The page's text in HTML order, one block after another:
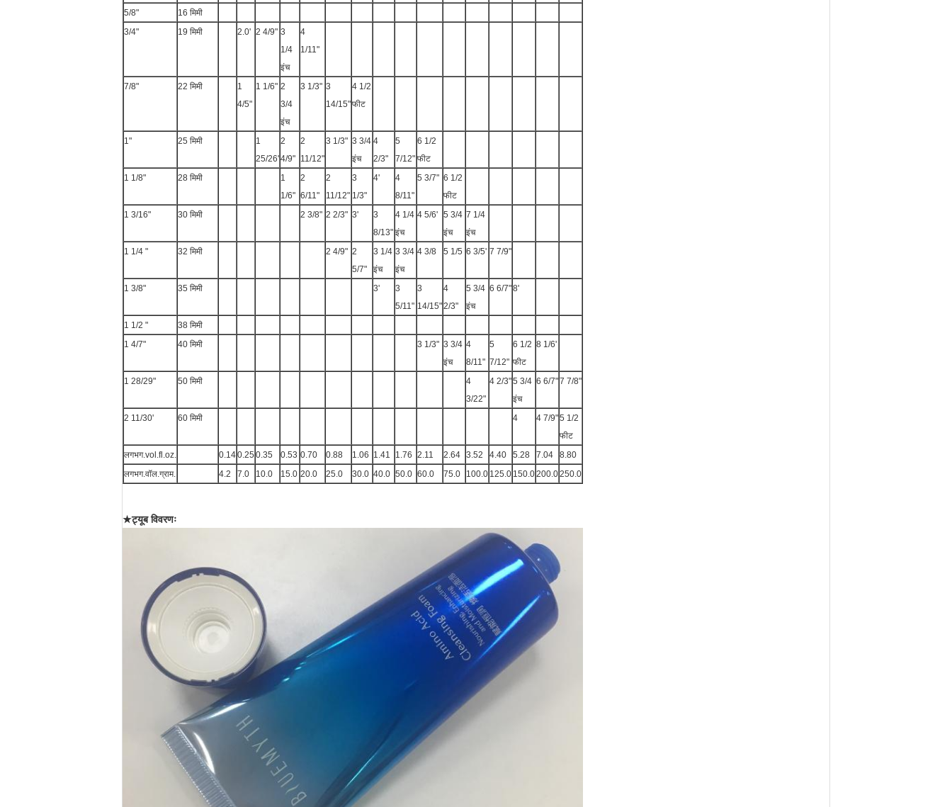
5/8"
16 मिमी
3/4"
19 मिमी 2.0' 2 4/9" 3
1/4
इंच
4
1/11"
7/8" 22 मिमी
1
4/5"
1 1/6" 2
3/4
इंच
3 1/3" 3
14/15"
4 1/2
फीट
1" 25 मिमी
1
25/26'
2
4/9"
2
11/12"
3 1/3" 3 3/4
इंच
4
2/3"
5
7/12"
6 1/2
फीट
1 1/8"
28 मिमी
1
1/6"
2
6/11"
2
11/12"
3
1/3"
4'
4
8/11"
5 3/7" 6 1/2
फीट
1 3/16"
30 मिमी 2 3/8" 2 2/3" 3'
3
8/13"
4 1/4
इंच
4 5/6' 5 3/4
इंच
7 1/4
इंच
1 1/4 "
32 मिमी 2 4/9" 2
5/7"
3 1/4
इंच
3 3/4
इंच
4 3/8 5 1/5 6 3/5' 7 7/9"
1 3/8" 35 मिमी 3'
3
5/11"
3
14/15"
4
2/3"
5 3/4
इंच
6 6/7"8'
1 1/2 "
38 मिमी
1 4/7"
40 मिमी 3 1/3" 3 3/4
इंच
4
8/11"
5
7/12"
6 1/2
फीट
8 1/6'
1 28/29" 50 मिमी
4
3/22"
4 2/3"5 3/4
इंच
6 6/7"7 7/8"
2 11/30' 60 मिमी 4 4 7/9"5 1/2
फीट
लगभग.vol.fl.oz.
0.140.25 0.35 0.53 0.70 0.88 1.06 1.41 1.76 2.11 2.64 3.52 4.40 5.28 7.04
8.80
लगभग.वॉल.ग्राम.
4.2 7.0 10.0 15.0 20.0 25.0 30.0 40.0 50.0 60.0 75.0 100.0 125.0 150.0200.0250.0
★ट्यूब विवरणः